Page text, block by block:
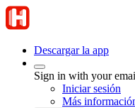
Descargar la app
Sign in with your
Iniciar sesión
Más